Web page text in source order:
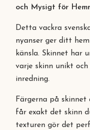
och Mysigt för
Detta vackra
nyanser ger ditt
känsla. Skinnet har
varje skinn unikt
inredning.
Färgerna på skinnet
får exakt det skinn
texturen gör det